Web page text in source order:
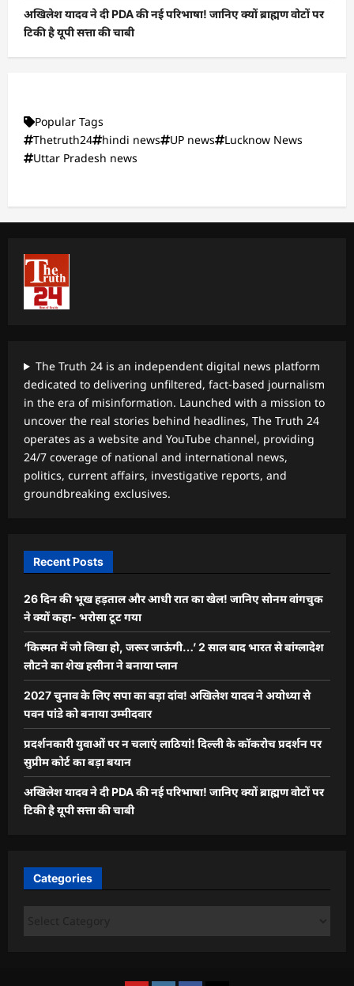
अखिलेश यादव ने दी PDA की नई परिभाषा! जानिए क्यों ब्राह्मण वोटों पर
टिकी है यूपी सत्ता की चाबी
Popular Tags
Thetruth24
hindi news UP news
Lucknow News
Uttar Pradesh news
The Truth 24 is an independent digital news platform
dedicated to delivering unfiltered, fact-based journalism
in the era of misinformation. Launched with a mission to
uncover the real stories behind headlines, The Truth 24
operates as a website and YouTube channel, providing
24/7 coverage of national and international news,
politics, current affairs, investigative reports, and
groundbreaking exclusives.
Recent Posts
26 दिन की भूख हड़ताल और आधी रात का खेल! जानिए सोनम वांगचुक
ने क्यों कहा- भरोसा टूट गया
‘किस्मत में जो लिखा हो, जरूर जाऊंगी…’ 2 साल बाद भारत से बांग्लादेश
लौटने का शेख हसीना ने बनाया प्लान
2027 चुनाव के लिए सपा का बड़ा दांव! अखिलेश यादव ने अयोध्या से
पवन पांडे को बनाया उम्मीदवार
प्रदर्शनकारी युवाओं पर न चलाएं लाठियां! दिल्ली के कॉकरोच प्रदर्शन पर
सुप्रीम कोर्ट का बड़ा बयान
अखिलेश यादव ने दी PDA की नई परिभाषा! जानिए क्यों ब्राह्मण वोटों पर
टिकी है यूपी सत्ता की चाबी
Categories